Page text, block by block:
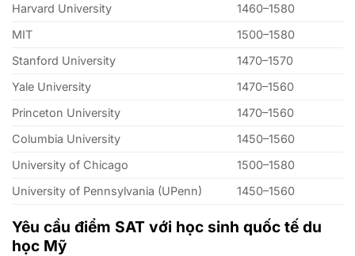
Harvard University
1460–1580
MIT
1500–1580
Stanford University
1470–1570
Yale University
1470–1560
Princeton University
1470–1560
Columbia University
1450–1560
University of Chicago
1500–1580
University of Pennsylvania (UPenn)
1450–1560
Yêu cầu điểm SAT với học sinh quốc tế du
học Mỹ